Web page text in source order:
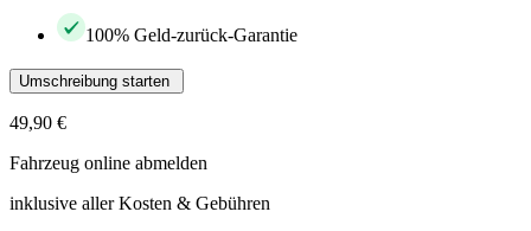
100% Geld-zurück-Garantie
Umschreibung starten
49,90 €
Fahrzeug online abmelden
inklusive aller Kosten & Gebühren